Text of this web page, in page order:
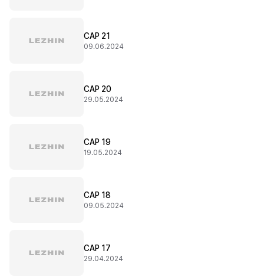
CAP 21
09.06.2024
CAP 20
29.05.2024
CAP 19
19.05.2024
CAP 18
09.05.2024
CAP 17
29.04.2024